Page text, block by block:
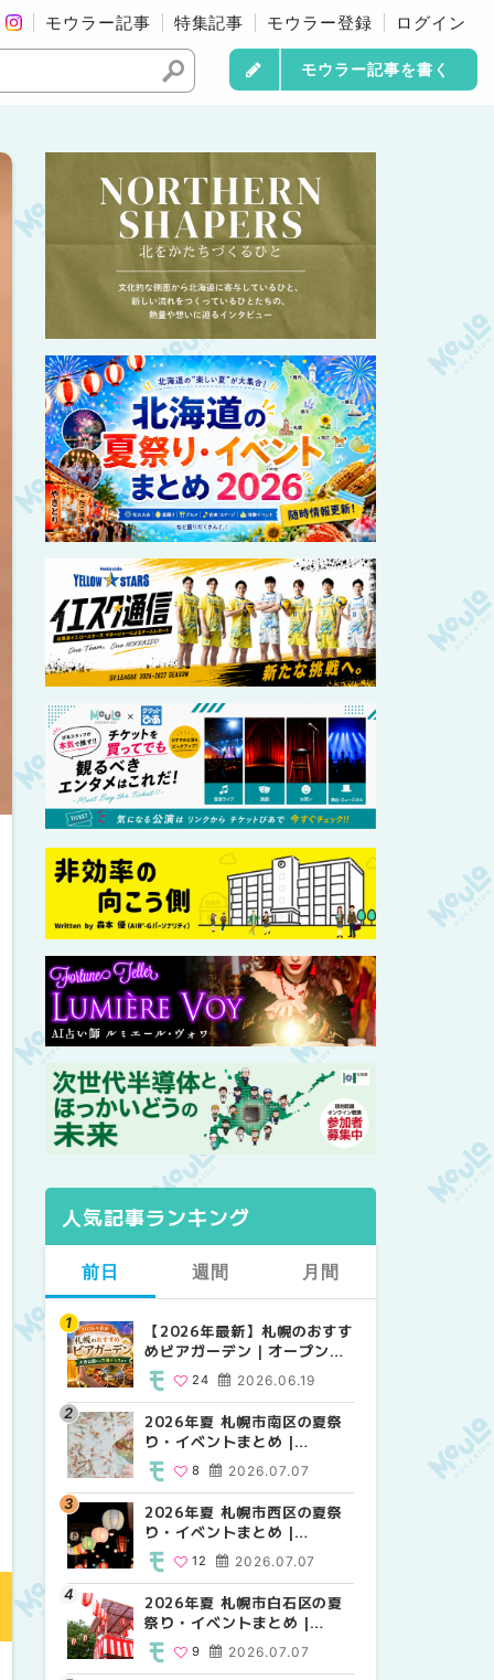
モウラー記事 特集記事 モウラー登録 ログイン
モウラー記事を書く
人気記事ランキング
前日
【2026年最新】札幌のおすす
めビアガーデン｜オープン日
順に徹底紹介！大通公園から
穴場テラスまで | MouLa
HOKKAIDO
2026.06.19
24
2026年夏 札幌市南区の夏祭
り・イベントまとめ |
MouLa HOKKAIDO
2026.07.07
8
2026年夏 札幌市西区の夏祭
り・イベントまとめ |
MouLa HOKKAIDO
2026.07.07
12
2026年夏 札幌市白石区の夏
祭り・イベントまとめ |
MouLa HOKKAIDO
2026.07.07
9
週間
【2026年最新】札幌のおすす
めビアガーデン｜オープン日
穴場テラスまで | MouLa
HOKKAIDO
24
2026年夏 札幌市西区の夏祭
り・イベントまとめ |
12
2026年夏 札幌市北区の夏祭
り・イベントまとめ |
9
2026年夏 札幌市白石区の夏
祭り・イベントまとめ |
9
月間
【2026年最新】札幌のおすす
めビアガーデン｜オープン日
穴場テラスまで | MouLa
HOKKAIDO
24
2026年夏 札幌市北区の夏祭
り・イベントまとめ |
9
2026年夏 札幌市西区の夏祭
り・イベントまとめ |
12
2026年夏 札幌市白石区の夏
祭り・イベントまとめ |
9